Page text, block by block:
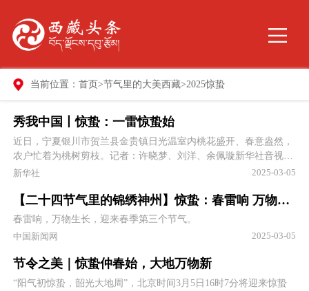
当前位置： 首页 >节气里的大美西藏>2025惊蛰
秀我中国丨惊蛰：一雷惊蛰始
近日，宁夏银川市贺兰县金贵镇日光温室内桃花盛开、春意盎然，
农户忙着为桃树剪枝。记者：许晓梦、刘洋、余佩璇新华社音视频
部制作。
新华社 2025-03-05
【二十四节气里的锦绣神州】惊蛰：春雷响 万物生长
春雷响，万物生长，迎来春季第三个节气。
中国新闻网 2025-03-05
节令之美｜惊蛰仲春始，大地万物新
“阳气初惊蛰，韶光大地周”，北京时间3月5日16时7分将迎来惊蛰